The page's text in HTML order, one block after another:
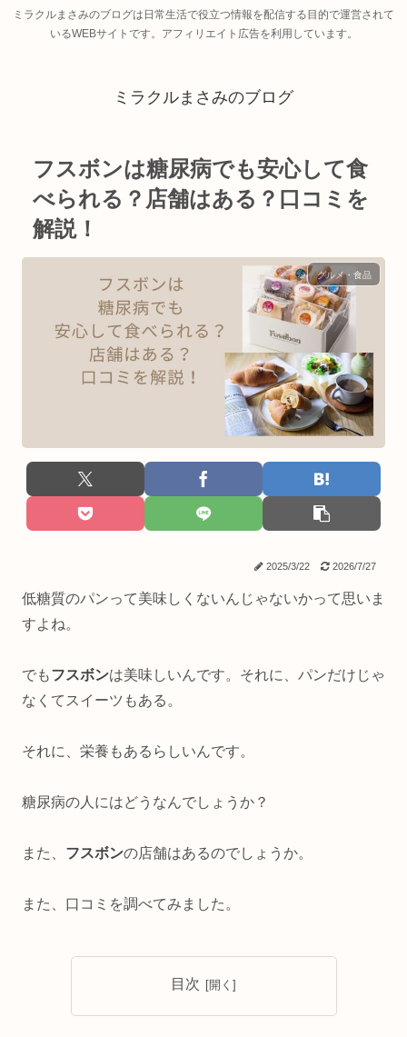
ミラクルまさみのブログは日常生活で役立つ情報を配信する目的で運営されて
いるWEBサイトです。アフィリエイト広告を利用しています。
ミラクルまさみのブログ
フスボンは糖尿病でも安心して食
べられる？店舗はある？口コミを
解説！
グルメ・食品
2025/3/22 2026/7/27
低糖質のパンって美味しくないんじゃないかって思いま
すよね。
でもフスボンは美味しいんです。それに、パンだけじゃ
なくてスイーツもある。
それに、栄養もあるらしいんです。
糖尿病の人にはどうなんでしょうか？
また、 フスボンの店舗はあるのでしょうか。
また、口コミを調べてみました。
目次